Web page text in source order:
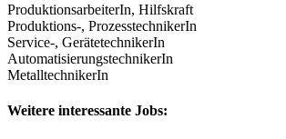
ProduktionsarbeiterIn, Hilfskraft
Produktions-, ProzesstechnikerIn
Service-, GerätetechnikerIn
AutomatisierungstechnikerIn
MetalltechnikerIn
Weitere interessante Jobs: